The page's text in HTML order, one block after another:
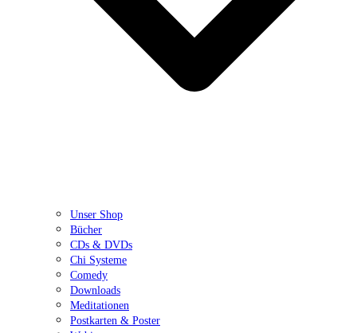
Unser Shop
Bücher
CDs & DVDs
Chi Systeme
Comedy
Downloads
Meditationen
Postkarten & Poster